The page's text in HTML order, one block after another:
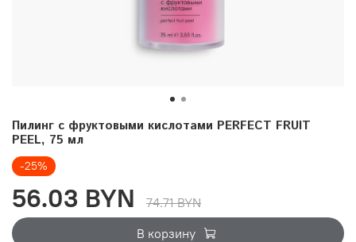
Пилинг с фруктовыми кислотами PERFECT FRUIT
PEEL, 75 мл
-25%
56.03 BYN
74.71 BYN
В корзину